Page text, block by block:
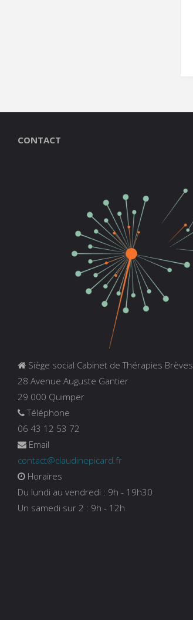
CONTACT
Siège social Cabinet de Thérapies Brèves
28 Avenue Auguste Gantier
29 000 Quimper
Téléphone
06 43 12 53 72
Email
contact@claudinepicard.fr
Horaires
Du lundi au vendredi : 9h - 19h30
Un samedi sur 2 : 9h - 12h